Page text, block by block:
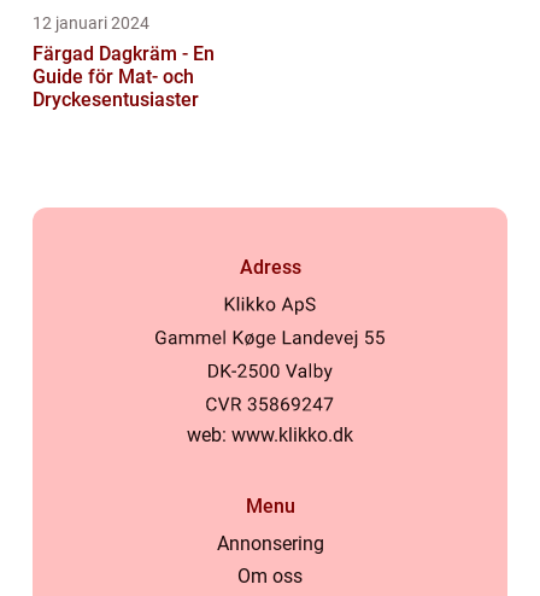
12 januari 2024
Färgad Dagkräm - En
Guide för Mat- och
Dryckesentusiaster
Adress
web: www.klikko.dk
Menu
Annonsering
Om oss